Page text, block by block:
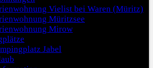
Vielist bei Waren (Müritz)
Müritzsee
Mirow
Jabel